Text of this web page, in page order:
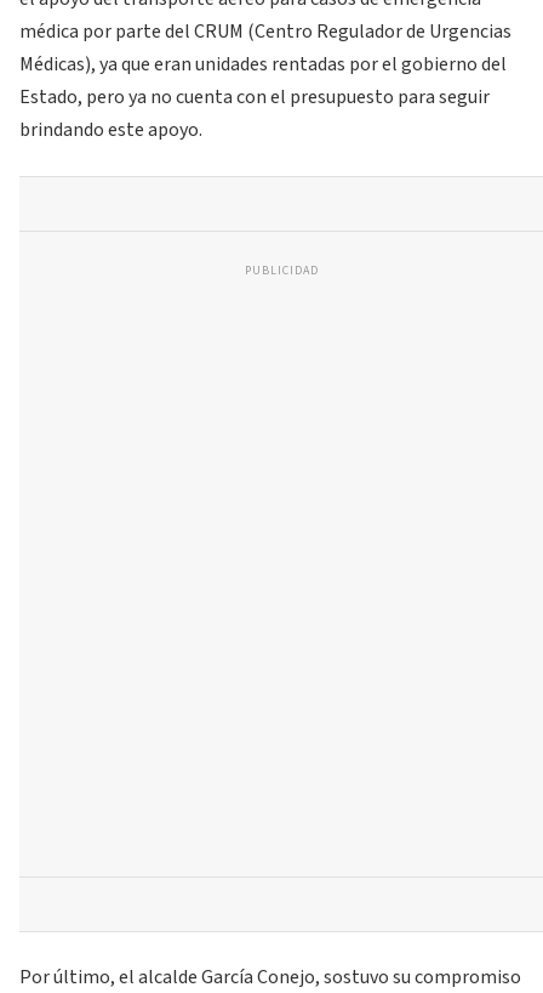
médica por parte del CRUM (Centro Regulador de Urgencias
Médicas), ya que eran unidades rentadas por el gobierno del
Estado, pero ya no cuenta con el presupuesto para seguir
brindando este apoyo.
PUBLICIDAD
Por último, el alcalde García Conejo, sostuvo su compromiso